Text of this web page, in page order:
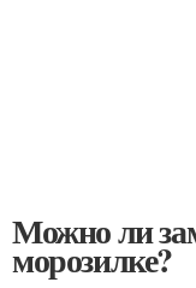
Можно ли
морозилке?